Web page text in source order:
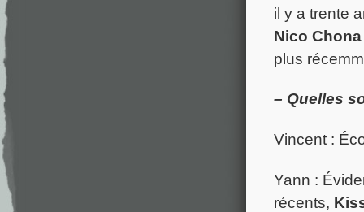
il y a trente
Nico
plus
– Quelles
Vincent :
Yann :
récents,